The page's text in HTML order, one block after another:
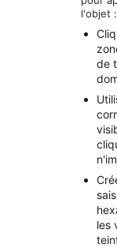
l'objet :
de
les